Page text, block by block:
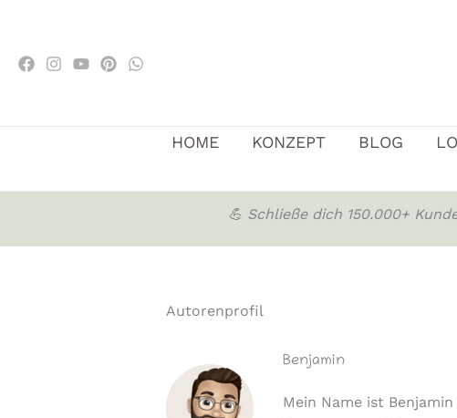
springen
HOME KONZEPT BLOG
💪 Schließe dich 150.000+
Autorenprofil
Benjamin
Mein Name ist